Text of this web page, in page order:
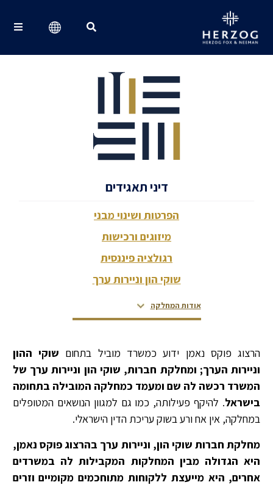
דיני תאגידים
הפרטות ושינוי מבני
מיזוגים ורכישות
רגולציה פיננסית
שוקי הון וניירות ערך
אודות המחלקה
צוות המחלקה
דירוגים ופרסים
צור קשר
הרצוג פוקס נאמן ידוע כמשרד מוביל בתחום שוקי ההון
וניירות הערך; ומחלקת חברות, שוקי הון וניירות ערך של
המשרד רכשה לה שם ומעמד כמחלקה המובילה בתחומה
בישראל. להיקף פעילותה, כמו גם למגוון הנושאים המטופלים
במחלקה, אין אח ורע בשוק עריכת הדין הישראלי.
מחלקת חברות שוקי הון, וניירות ערך בהרצוג פוקס נאמן,
היא הגדולה מבין המחלקות המקבילות לה במשרדים
אחרים, היא מייעצת ללקוחות מתוחכמים מקומיים וזרים